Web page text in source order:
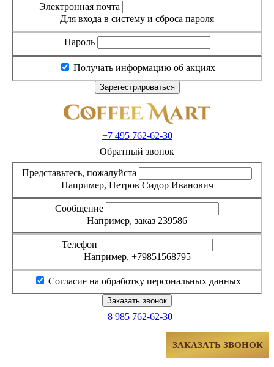
Электронная почта
Для входа в систему и сброса пароля
Пароль
Получать информацию об акциях
+7 495762-62-30
Обратный звонок
Представьтесь, пожалуйста
Например, Петров Сидор Иванович
Сообщение
Например, заказ 239586
Телефон
Например, +79851568795
Согласие на обработку персональных данных
8 985 762-62-30
ЗАКАЗАТЬ ЗВОНОК